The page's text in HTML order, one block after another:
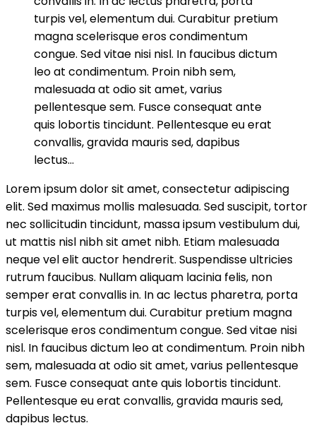
turpis vel, elementum dui. Curabitur pretium
magna scelerisque eros condimentum
congue. Sed vitae nisi nisl. In faucibus dictum
leo at condimentum. Proin nibh sem,
malesuada at odio sit amet, varius
pellentesque sem. Fusce consequat ante
quis lobortis tincidunt. Pellentesque eu erat
convallis, gravida mauris sed, dapibus
lectus…
Lorem ipsum dolor sit amet, consectetur adipiscing
elit. Sed maximus mollis malesuada. Sed suscipit, tortor
nec sollicitudin tincidunt, massa ipsum vestibulum dui,
ut mattis nisl nibh sit amet nibh. Etiam malesuada
neque vel elit auctor hendrerit. Suspendisse ultricies
rutrum faucibus. Nullam aliquam lacinia felis, non
semper erat convallis in. In ac lectus pharetra, porta
turpis vel, elementum dui. Curabitur pretium magna
scelerisque eros condimentum congue. Sed vitae nisi
nisl. In faucibus dictum leo at condimentum. Proin nibh
sem, malesuada at odio sit amet, varius pellentesque
sem. Fusce consequat ante quis lobortis tincidunt.
Pellentesque eu erat convallis, gravida mauris sed,
dapibus lectus.